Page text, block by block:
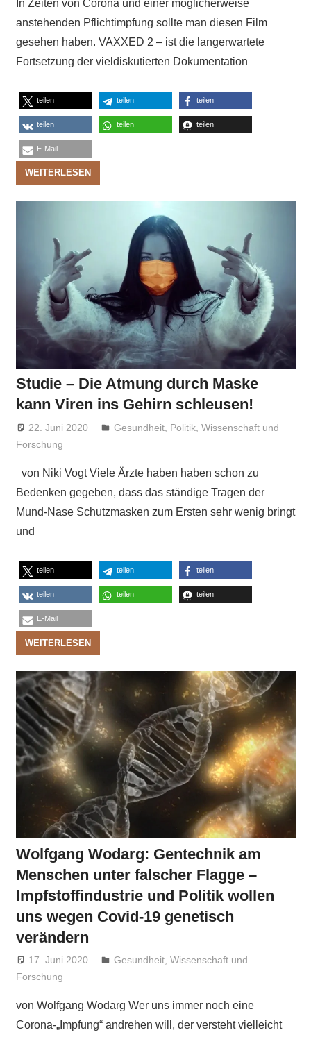
In Zeiten von Corona und einer möglicherweise
anstehenden Pflichtimpfung sollte man diesen Film
gesehen haben. VAXXED 2 – ist die langerwartete
Fortsetzung der vieldiskutierten Dokumentation
teilen teilen teilen
teilen teilen teilen
E-Mail
WEITERLESEN
Studie – Die Atmung durch Maske
kann Viren ins Gehirn schleusen!
22. Juni 2020 Niki Vogt
Gesundheit Politik ,Wissenschaft und
Forschung
von Niki Vogt Viele Ärzte haben haben schon zu
Bedenken gegeben, dass das ständige Tragen der
Mund-Nase Schutzmasken zum Ersten sehr wenig bringt
und
teilen teilen teilen
teilen teilen teilen
E-Mail
WEITERLESEN
Wolfgang Wodarg: Gentechnik am
Menschen unter falscher Flagge –
Impfstoffindustrie und Politik wollen
uns wegen Covid-19 genetisch
verändern
17. Juni 2020 Niki Vogt
Gesundheit,Wissenschaft und
Forschung
von Wolfgang Wodarg Wer uns immer noch eine
Corona-„Impfung“ andrehen will, der versteht vielleicht